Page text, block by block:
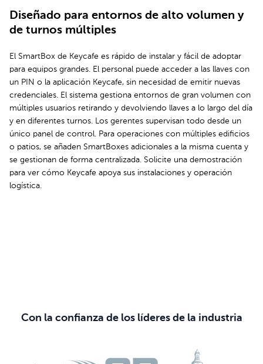
Diseñado para entornos de alto volumen y
de turnos múltiples
El SmartBox de Keycafe es rápido de instalar y fácil de adoptar
para equipos grandes. El personal puede acceder a las llaves con
un PIN o la aplicación Keycafe, sin necesidad de emitir nuevas
credenciales. El sistema gestiona entornos de gran volumen con
múltiples usuarios retirando y devolviendo llaves a lo largo del día
y en diferentes turnos. Los gerentes supervisan todo desde un
único panel de control. Para operaciones con múltiples edificios
o patios, se añaden SmartBoxes adicionales a la misma cuenta y
se gestionan de forma centralizada. Solicite una demostración
para ver cómo Keycafe apoya sus instalaciones y operación
logística.
Con la confianza de los líderes de la industria